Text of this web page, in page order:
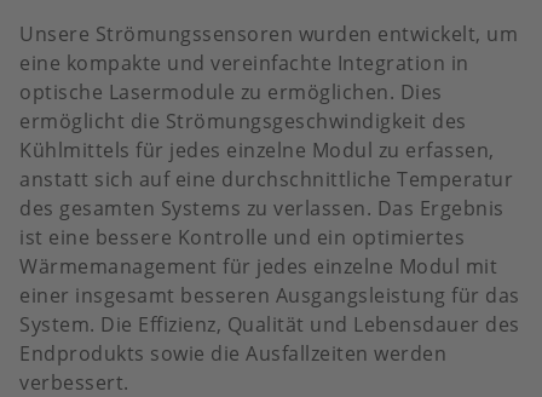
Unsere Strömungssensoren wurden entwickelt, um
eine kompakte und vereinfachte Integration in
optische Lasermodule zu ermöglichen. Dies
ermöglicht die Strömungsgeschwindigkeit des
Kühlmittels für jedes einzelne Modul zu erfassen,
anstatt sich auf eine durchschnittliche Temperatur
des gesamten Systems zu verlassen. Das Ergebnis
ist eine bessere Kontrolle und ein optimiertes
Wärmemanagement für jedes einzelne Modul mit
einer insgesamt besseren Ausgangsleistung für das
System. Die Effizienz, Qualität und Lebensdauer des
Endprodukts sowie die Ausfallzeiten werden
verbessert.